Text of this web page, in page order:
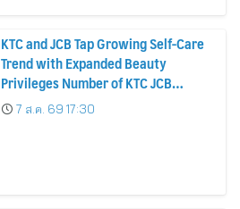
KTC and JCB Tap Growing Self-Care
Trend with Expanded Beauty
Privileges Number of KTC JCB
Cardmembers Spending on
Cosmetics Rises 26%
7 ส.ค. 69 17:30